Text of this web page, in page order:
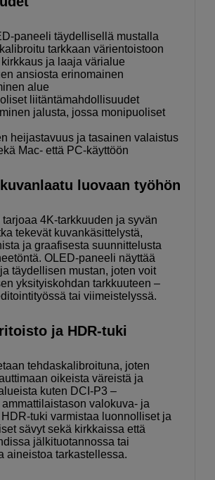
paneeli täydellisellä mustalla
tarkkaan värientoistoon
kirkkaus ja laaja värialue
ansiosta erinomainen
alue
liitäntämahdollisuudet
jalusta, jossa monipuoliset
heijastavuus ja tasainen valaistus
Mac- että PC-käyttöön
luovaan työhön
tarjoaa 4K-tarkkuuden ja syvän
tekevät kuvankäsittelystä,
ja graafisesta suunnittelusta
OLED-paneeli näyttää
täydellisen mustan, joten voit
yksityiskohdan tarkkuuteen –
tai viimeistelyssä.
ja HDR-tuki
tehdaskalibroituna, joten
oikeista väreistä ja
kuten DCI-P3 –
valokuva- ja
tuki varmistaa luonnolliset ja
sävyt sekä kirkkaissa että
jälkituotannossa tai
aineistoa tarkastellessa.